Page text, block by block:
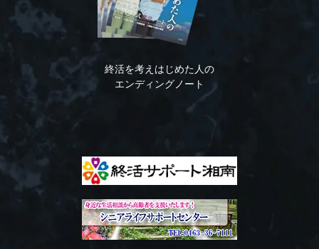
終活を考えはじめた人の
エンディングノート